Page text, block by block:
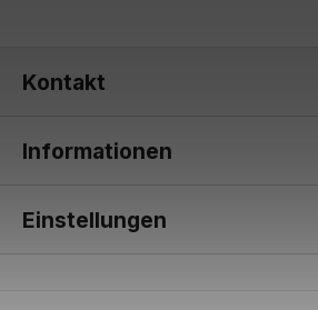
Kontakt
Informationen
Einstellungen